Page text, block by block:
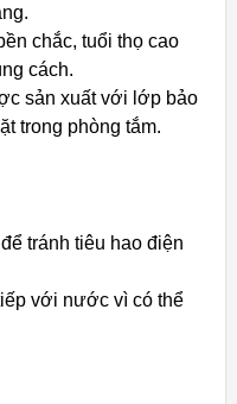
chắc, tuổi thọ cao
cách.
sản xuất với lớp bảo
trong phòng tắm.
tránh tiêu hao điện
với nước vì có thể